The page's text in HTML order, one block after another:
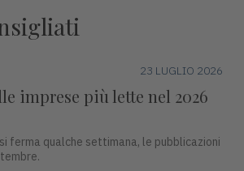
23 LUGLIO 2026
imprese più lette nel 2026
ferma qualche settimana, le pubblicazioni